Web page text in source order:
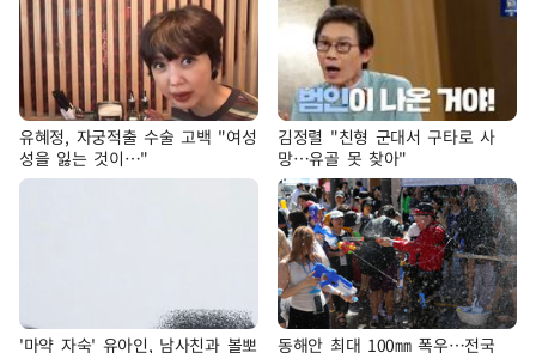
유혜정, 자궁적출 수술 고백 "여성
성을 잃는 것이…"
김정렬 "친형 군대서 구타로 사
망…유골 못 찾아"
'마약 자숙' 유아인, 남사친과 볼뽀 동해안 최대 100㎜ 폭우…전국